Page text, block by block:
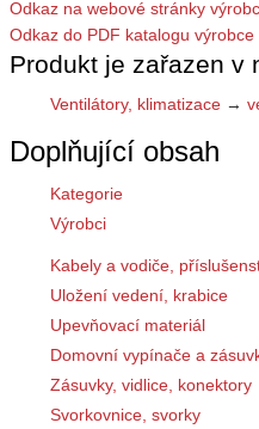
Odkaz na webové stránky
Odkaz do PDF katalogu výrobce
Produkt je zařazen v
Ventilátory, klimatizace →
Doplňující obsah
Kategorie
Výrobci
Kabely a vodiče,
Uložení vedení, krabice
Upevňovací materiál
Domovní vypínače a
Zásuvky, vidlice, konektory
Svorkovnice, svorky